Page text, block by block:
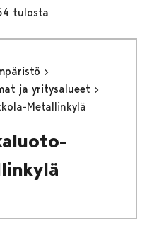
tulosta
ja yritysalueet
Metallinkylä